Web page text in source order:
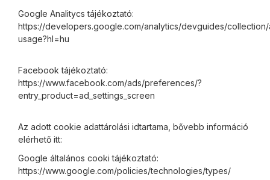
Google Analitycs tájékoztató:
https://developers.google.com/analytics/devguides/
usage?hl=hu
Facebook tájékoztató:
https://www.facebook.com/ads/preferences/?
entry_product=ad_settings_screen
Az adott cookie adattárolási idtartama, bővebb információ
elérhető itt:
Google általános cooki tájékoztató:
https://www.google.com/policies/technologies/types/